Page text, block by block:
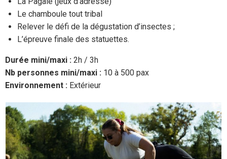
Le chamboule tout tribal
Relever le défi de la dégustation d’insectes ;
L’épreuve finale des statuettes.
Durée mini/maxi : 2h / 3h
Nb personnes mini/maxi : 10 à 500 pax
Environnement : Extérieur